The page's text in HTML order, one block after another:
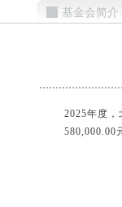
基金会简介
2025年度
580,000.00